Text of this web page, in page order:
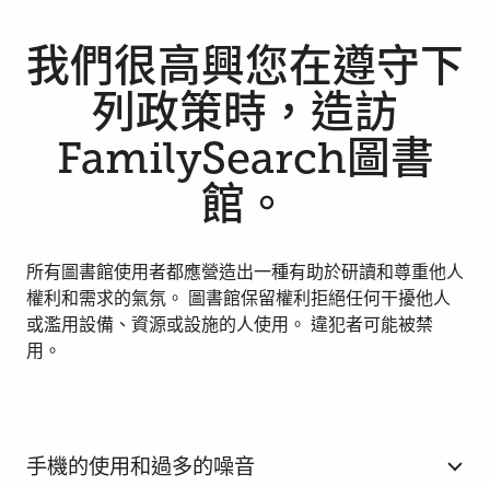
我們很高興您在遵守下
列政策時，造訪
FamilySearch圖書
館。
所有圖書館使用者都應營造出一種有助於研讀和尊重他人
權利和需求的氣氛。 圖書館保留權利拒絕任何干擾他人
或濫用設備、資源或設施的人使用。 違犯者可能被禁
用。
手機的使用和過多的噪音